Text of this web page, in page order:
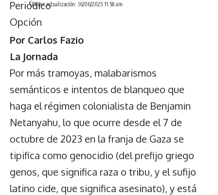
Última actualización: 16/06/2025 11:58 am
Por Carlos Fazio
La Jornada
Por más tramoyas, malabarismos
semánticos e intentos de blanqueo que
haga el régimen colonialista de Benjamin
Netanyahu, lo que ocurre desde el 7 de
octubre de 2023 en la franja de Gaza se
tipifica como genocidio (del prefijo griego
genos, que significa raza o tribu, y el sufijo
latino cide, que significa asesinato), y está